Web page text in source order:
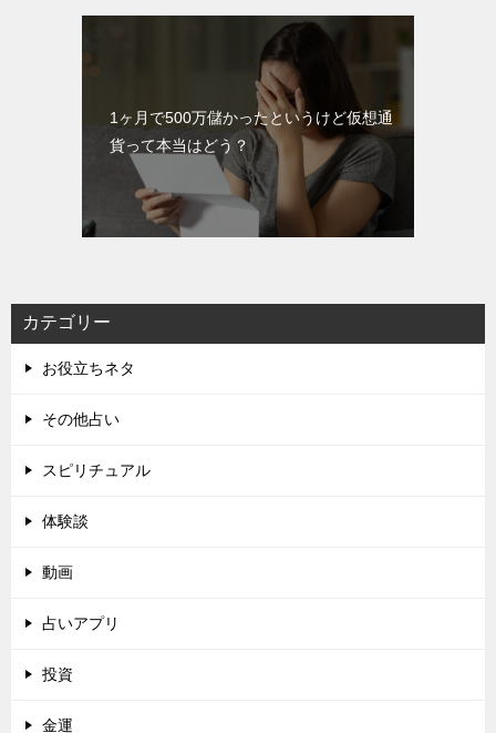
1ヶ月で500万儲かったというけど仮想通
貨って本当はどう？
カテゴリー
お役立ちネタ
その他占い
スピリチュアル
体験談
動画
占いアプリ
投資
金運